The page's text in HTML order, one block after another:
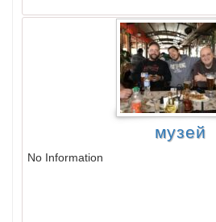
музей
No Information